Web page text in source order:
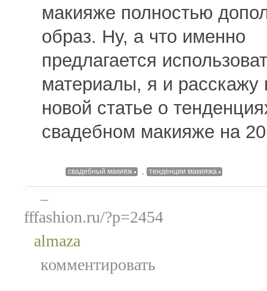
макияже полностью
образ. Ну, а что именно
предлагается
материалы, я и расскажу
новой статье о
свадебном макияже на
свадебный макияж , тенденции макияжа
—
fffashion.ru/?p=2454
almaza
комментировать